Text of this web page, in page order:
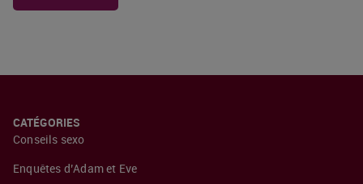
CATÉGORIES
Conseils sexo
Enquêtes d’Adam et Eve